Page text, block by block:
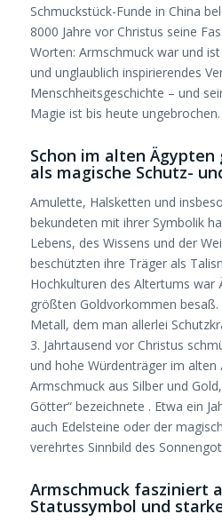
Schmuckstück-Funde in China
8000 Jahre vor Christus seine
Worten: Armschmuck war und
und unglaublich inspirierendes
Menschheitsgeschichte – und
Magie ist bis heute ungebrochen.
Schon im alten
als magische Schutz-
Amulette, Halsketten und
bekundeten mit ihrer Symbolik
Lebens, des Wissens und der
beschützten ihre Träger als
Hochkulturen des Altertums war
größten Goldvorkommen besaß.
Metall, dem man allerlei
3. Jahrtausend vor Christus
und hohe Würdenträger im
Armschmuck aus Silber und
Götter“ bezeichnete . Etwa ein
auch Edelsteine oder der
verehrtes Sinnbild des
Armschmuck fasziniert
Statussymbol und